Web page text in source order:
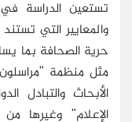
تستعين الدراسة
والمعايير التي
حرية الصحافة بما
مثل منظمة
الأبحاث والتبادل
الإعلام" وغيرها